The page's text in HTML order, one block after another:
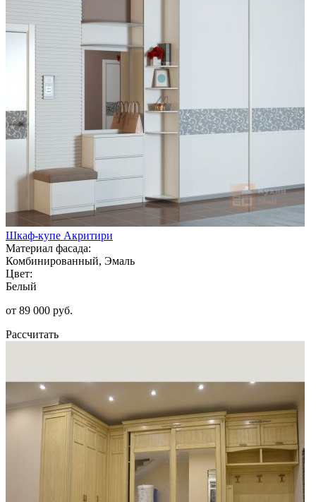
Шкаф-купе Акритири
Материал фасада:
Комбинированный, Эмаль
Цвет:
Белый
от 89 000 руб.
Рассчитать